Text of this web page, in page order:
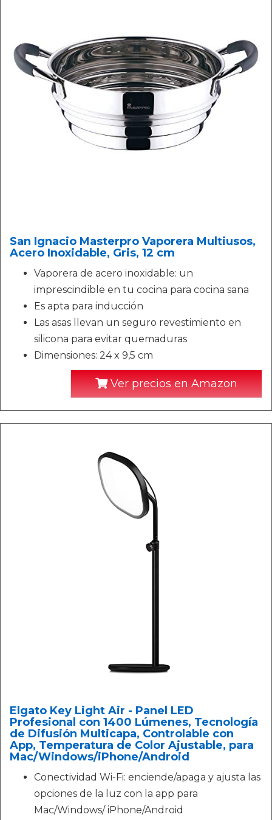
San Ignacio Masterpro Vaporera Multiusos,
Acero Inoxidable, Gris, 12 cm
Vaporera de acero inoxidable: un
imprescindible en tu cocina para cocina sana
Es apta para inducción
Las asas llevan un seguro revestimiento en
silicona para evitar quemaduras
Dimensiones: 24 x 9,5 cm
Ver precios en Amazon
Elgato Key Light Air - Panel LED
Profesional con 1400 Lúmenes, Tecnología
de Difusión Multicapa, Controlable con
App, Temperatura de Color Ajustable, para
Mac/Windows/iPhone/Android
Conectividad Wi-Fi: enciende/apaga y ajusta las
opciones de la luz con la app para
Mac/Windows/ iPhone/Android